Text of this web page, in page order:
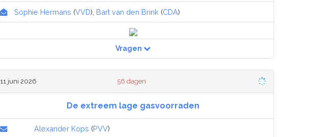
Sophie Hermans (VVD), Bart van den Brink (CDA)
Vragen
11 juni 2026 56 dagen
De extreem lage gasvoorraden
Alexander Kops (PVV)